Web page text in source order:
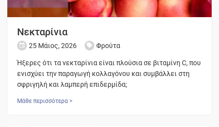
Νεκταρίνια
25 Μάιος, 2026 Φρούτα
Ήξερες ότι τα νεκταρίνια είναι πλούσια σε βιταμίνη C, που
ενισχύει την παραγωγή κολλαγόνου και συμβάλλει στη
σφριγηλή και λαμπερή επιδερμίδα;
Μάθε περισσότερα >